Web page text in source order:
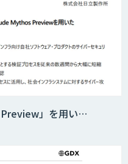
」を用い…